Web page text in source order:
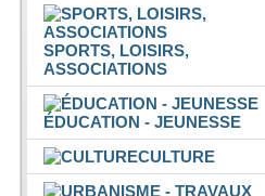
SPORTS, LOISIRS,
ASSOCIATIONS
ÉDUCATION - JEUNESSE
CULTURE